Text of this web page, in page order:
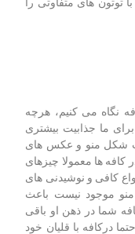
نگاه می کنیم، هرچه
ما جذابیت بیشتری
شکل منو و عکس های
کافه ها معمولا چیزهای
کافی و نوشیدنی های
موجود نیست باعث
شما در ذهن او باقی
درکافه با قلیان خود